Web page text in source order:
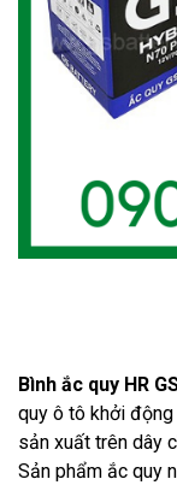
Bình ắc quy HR
quy ô tô khởi động
sản xuất trên dây
Sản phẩm ắc quy